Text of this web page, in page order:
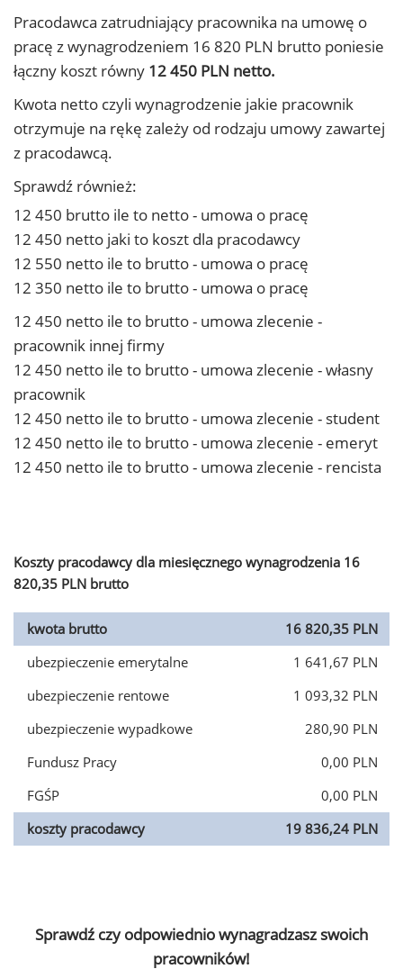
Pracodawca zatrudniający pracownika na umowę o
pracę z wynagrodzeniem 16 820 PLN brutto poniesie
łączny koszt równy 12 450 PLN netto.
Kwota netto czyli wynagrodzenie jakie pracownik
otrzymuje na rękę zależy od rodzaju umowy zawartej
z pracodawcą.
Sprawdź również:
12 450 brutto ile to netto - umowa o pracę
12 450 netto jaki to koszt dla pracodawcy
12 550 netto ile to brutto - umowa o pracę
12 350 netto ile to brutto - umowa o pracę
12 450 netto ile to brutto - umowa zlecenie -
pracownik innej firmy
12 450 netto ile to brutto - umowa zlecenie - własny
pracownik
12 450 netto ile to brutto - umowa zlecenie - student
12 450 netto ile to brutto - umowa zlecenie - emeryt
12 450 netto ile to brutto - umowa zlecenie - rencista
Koszty pracodawcy dla miesięcznego wynagrodzenia 16
820,35 PLN brutto
kwota brutto
16 820,35 PLN
ubezpieczenie emerytalne
1 641,67 PLN
ubezpieczenie rentowe
1 093,32 PLN
ubezpieczenie wypadkowe
280,90 PLN
Fundusz Pracy
0,00 PLN
FGŚP
0,00 PLN
koszty pracodawcy
19 836,24 PLN
Sprawdź czy odpowiednio wynagradzasz swoich
pracowników!